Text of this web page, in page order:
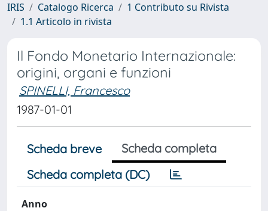
IRIS Catalogo Ricerca
1 Contributo su Rivista
1.1 Articolo in rivista
Il Fondo Monetario Internazionale:
origini, organi e funzioni
SPINELLI, Francesco
1987-01-01
Scheda breve
Scheda completa
Scheda completa (DC)
Anno